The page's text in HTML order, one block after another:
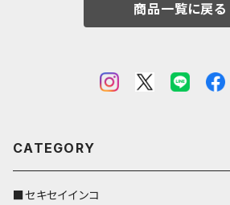
商品一覧に戻る
CATEGORY
■セキセイインコ